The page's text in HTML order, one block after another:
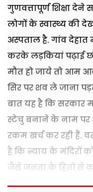
गुणवत्तापूर्ण शिक्षा
लोगों के स्वास्थ्य की
अस्पताल है. गांव
करके लड़कियां पढ़ाई
मौत हो जाये तो आम
सिर पर शव ले जाना
बात यह है कि सरकार
स्टेचु बनाने के नाम पर
रकम खर्च कर रही हैं.
है कि न्याय के मंदिरों
जैसे जनता के हितों से